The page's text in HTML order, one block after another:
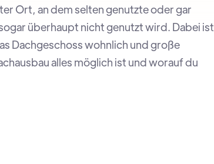
Ort, an dem selten genutzte oder gar
überhaupt nicht genutzt wird. Dabei ist
Dachgeschoss wohnlich und große
alles möglich ist und worauf du